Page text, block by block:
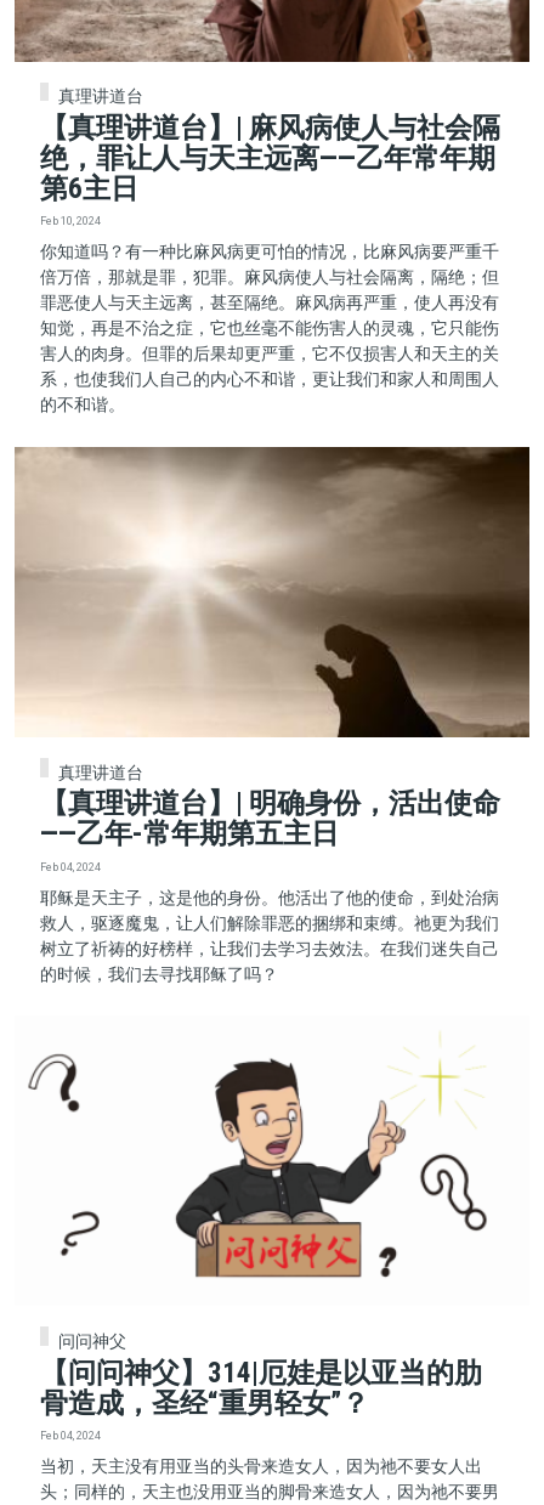
真理讲道台
【真理讲道台】| 麻风病使人与社会隔
绝，罪让人与天主远离——乙年常年期
第6主日
Feb 10, 2024
你知道吗？有一种比麻风病更可怕的情况，比麻风病要严重千
倍万倍，那就是罪，犯罪。麻风病使人与社会隔离，隔绝；但
罪恶使人与天主远离，甚至隔绝。麻风病再严重，使人再没有
知觉，再是不治之症，它也丝毫不能伤害人的灵魂，它只能伤
害人的肉身。但罪的后果却更严重，它不仅损害人和天主的关
系，也使我们人自己的内心不和谐，更让我们和家人和周围人
的不和谐。
真理讲道台
【真理讲道台】| 明确身份，活出使命
——乙年-常年期第五主日
Feb 04, 2024
耶稣是天主子，这是他的身份。他活出了他的使命，到处治病
救人，驱逐魔鬼，让人们解除罪恶的捆绑和束缚。祂更为我们
树立了祈祷的好榜样，让我们去学习去效法。在我们迷失自己
的时候，我们去寻找耶稣了吗？
问问神父
【问问神父】314|厄娃是以亚当的肋
骨造成，圣经“重男轻女”？
Feb 04, 2024
当初，天主没有用亚当的头骨来造女人，因为祂不要女人出
头；同样的，天主也没用亚当的脚骨来造女人，因为祂不要男